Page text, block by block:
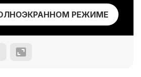
РЕЖИМЕ